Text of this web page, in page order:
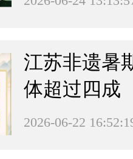
江苏非遗暑
体超过四成
2026-06-22